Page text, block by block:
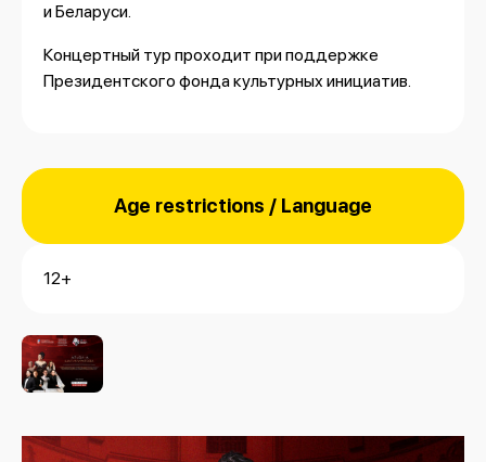
и Беларуси.
Концертный тур проходит при поддержке
Президентского фонда культурных инициатив.
Age restrictions / Language
12+